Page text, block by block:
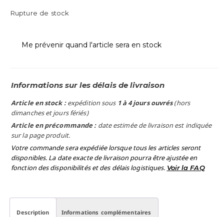
Rupture de stock
Me prévenir quand l'article sera en stock
Informations sur les délais de livraison
Article en stock :expédition sous 1 à 4 jours ouvrés(hors
dimanches et jours fériés)
Article en précommande : date estimée de livraison est indiquée
sur la page produit.
Votre commande sera expédiée lorsque tous les articles seront
disponibles. La date exacte de livraison pourra être ajustée en
fonction des disponibilités et des délais logistiques. Voir la FAQ
Description Informations complémentaires